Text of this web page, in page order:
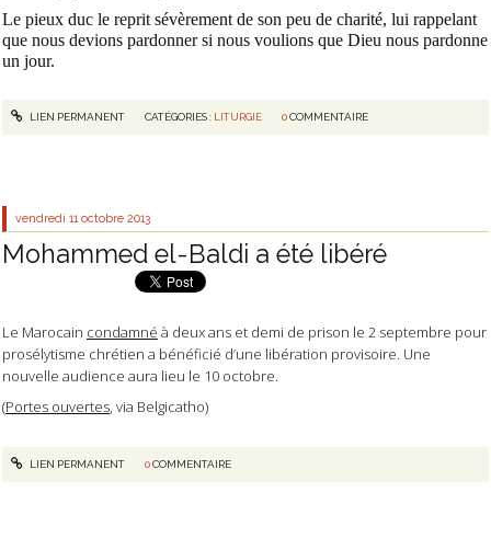
Le pieux duc le reprit sévèrement de son peu de charité, lui rappelant
que nous devions pardonner si nous voulions que Dieu nous pardonne
un jour.
LIEN PERMANENT CATÉGORIES : LITURGIE 0COMMENTAIRE
vendredi 11 octobre 2013
Mohammed el-Baldi a été libéré
Le Marocain condamné à deux ans et demi de prison le 2 septembre pour
prosélytisme chrétien a bénéficié d’une libération provisoire. Une
nouvelle audience aura lieu le 10 octobre.
(Portes ouvertes, via Belgicatho)
LIEN PERMANENT 0COMMENTAIRE